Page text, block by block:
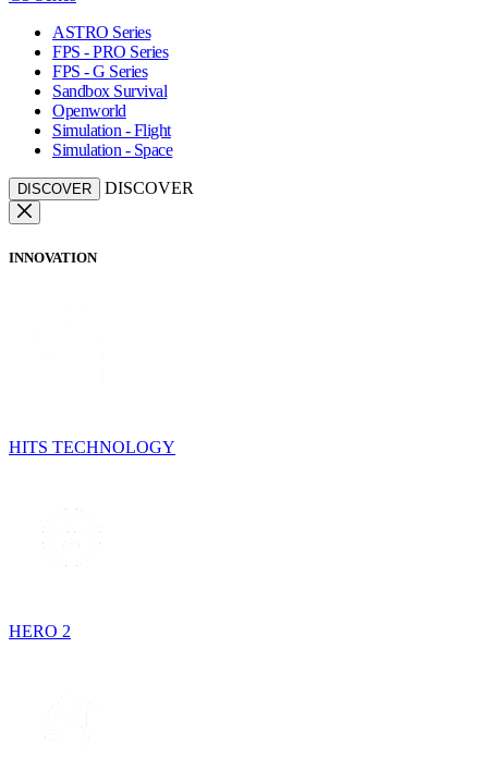
ASTRO Series
FPS - PRO Series
FPS - G Series
Sandbox Survival
Openworld
Simulation - Flight
Simulation - Space
DISCOVER DISCOVER
INNOVATION
HITS TECHNOLOGY
HERO 2